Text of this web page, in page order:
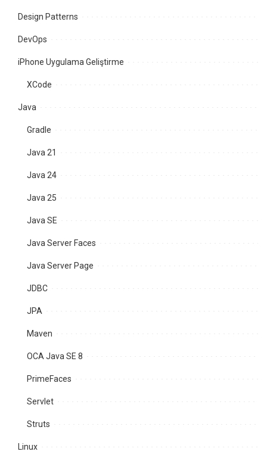
Design Patterns
DevOps
iPhone Uygulama Geliştirme
XCode
Java
Gradle
Java 21
Java 24
Java 25
Java SE
Java Server Faces
Java Server Page
JDBC
JPA
Maven
OCA Java SE 8
PrimeFaces
Servlet
Struts
Linux